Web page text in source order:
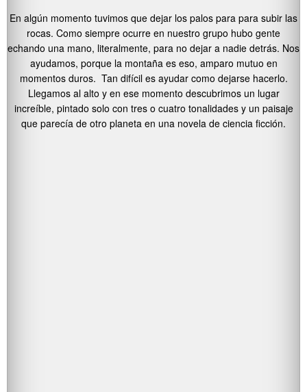
En algún momento tuvimos que dejar los palos para para subir las
rocas. Como siempre ocurre en nuestro grupo hubo gente
echando una mano, literalmente, para no dejar a nadie detrás. Nos
ayudamos, porque la montaña es eso, amparo mutuo en
momentos duros. Tan difícil es ayudar como dejarse hacerlo.
Llegamos al alto y en ese momento descubrimos un lugar
increíble, pintado solo con tres o cuatro tonalidades y un paisaje
que parecía de otro planeta en una novela de ciencia ficción.